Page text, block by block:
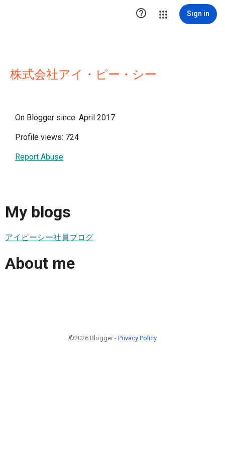
 Sign in
株式会社アイ・ピー・シー
On Blogger since: April 2017
Profile views: 724
Report Abuse
My blogs
アイピーシー社員ブログ
About me
©2026 Blogger - Privacy Policy